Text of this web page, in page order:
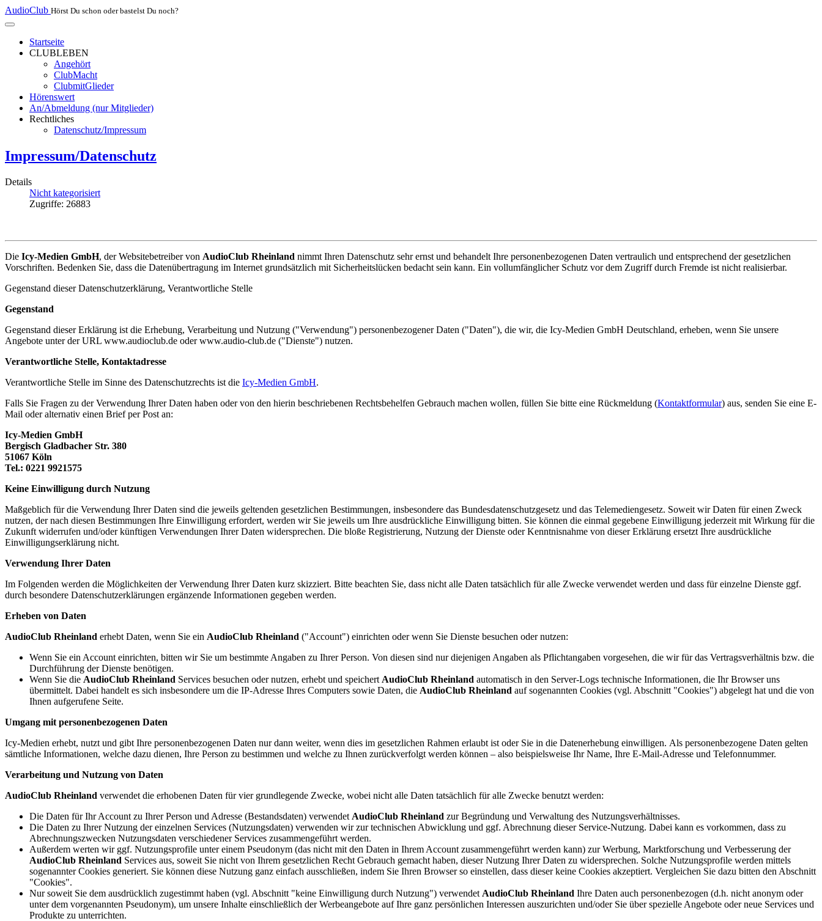
AudioClub Hörst Du schon oder bastelst Du noch?
Startseite
CLUBLEBEN
Angehört
ClubMacht
ClubmitGlieder
Hörenswert
An/Abmeldung (nur Mitglieder)
Rechtliches
Datenschutz/Impressum
Impressum/Datenschutz
Details
Nicht kategorisiert
Zugriffe: 26883
Die Icy-Medien GmbH, der Websitebetreiber von AudioClub Rheinland nimmt Ihren Datenschutz sehr ernst und behandelt Ihre personenbezogenen Daten vertraulich und entsprechend der gesetzlichen
Vorschriften. Bedenken Sie, dass die Datenübertragung im Internet grundsätzlich mit Sicherheitslücken bedacht sein kann. Ein vollumfänglicher Schutz vor dem Zugriff durch Fremde ist nicht realisierbar.
Gegenstand dieser Datenschutzerklärung, Verantwortliche Stelle
Gegenstand
Gegenstand dieser Erklärung ist die Erhebung, Verarbeitung und Nutzung ("Verwendung") personenbezogener Daten ("Daten"), die wir, die Icy-Medien GmbH Deutschland, erheben, wenn Sie unsere
Angebote unter der URL www.audioclub.de oder www.audio-club.de ("Dienste") nutzen.
Verantwortliche Stelle, Kontaktadresse
Verantwortliche Stelle im Sinne des Datenschutzrechts ist die Icy-Medien GmbH.
Falls Sie Fragen zu der Verwendung Ihrer Daten haben oder von den hierin beschriebenen Rechtsbehelfen Gebrauch machen wollen, füllen Sie bitte eine Rückmeldung (Kontaktformular) aus, senden Sie eine E-
Mail oder alternativ einen Brief per Post an:
Icy-Medien GmbH
Bergisch Gladbacher Str. 380
51067 Köln
Tel.: 0221 9921575
Keine Einwilligung durch Nutzung
Maßgeblich für die Verwendung Ihrer Daten sind die jeweils geltenden gesetzlichen Bestimmungen, insbesondere das Bundesdatenschutzgesetz und das Telemediengesetz. Soweit wir Daten für einen Zweck
nutzen, der nach diesen Bestimmungen Ihre Einwilligung erfordert, werden wir Sie jeweils um Ihre ausdrückliche Einwilligung bitten. Sie können die einmal gegebene Einwilligung jederzeit mit Wirkung für die
Zukunft widerrufen und/oder künftigen Verwendungen Ihrer Daten widersprechen. Die bloße Registrierung, Nutzung der Dienste oder Kenntnisnahme von dieser Erklärung ersetzt Ihre ausdrückliche
Einwilligungserklärung nicht.
Verwendung Ihrer Daten
Im Folgenden werden die Möglichkeiten der Verwendung Ihrer Daten kurz skizziert. Bitte beachten Sie, dass nicht alle Daten tatsächlich für alle Zwecke verwendet werden und dass für einzelne Dienste ggf.
durch besondere Datenschutzerklärungen ergänzende Informationen gegeben werden.
Erheben von Daten
AudioClub Rheinland erhebt Daten, wenn Sie ein AudioClub Rheinland ("Account") einrichten oder wenn Sie Dienste besuchen oder nutzen:
Wenn Sie ein Account einrichten, bitten wir Sie um bestimmte Angaben zu Ihrer Person. Von diesen sind nur diejenigen Angaben als Pflichtangaben vorgesehen, die wir für das Vertragsverhältnis bzw. die
Durchführung der Dienste benötigen.
Wenn Sie die AudioClub Rheinland Services besuchen oder nutzen, erhebt und speichert AudioClub Rheinland automatisch in den Server-Logs technische Informationen, die Ihr Browser uns
übermittelt. Dabei handelt es sich insbesondere um die IP-Adresse Ihres Computers sowie Daten, die AudioClub Rheinland auf sogenannten Cookies (vgl. Abschnitt "Cookies") abgelegt hat und die von
Ihnen aufgerufene Seite.
Umgang mit personenbezogenen Daten
Icy-Medien erhebt, nutzt und gibt Ihre personenbezogenen Daten nur dann weiter, wenn dies im gesetzlichen Rahmen erlaubt ist oder Sie in die Datenerhebung einwilligen. Als personenbezogene Daten gelten
sämtliche Informationen, welche dazu dienen, Ihre Person zu bestimmen und welche zu Ihnen zurückverfolgt werden können – also beispielsweise Ihr Name, Ihre E-Mail-Adresse und Telefonnummer.
Verarbeitung und Nutzung von Daten
AudioClub Rheinland verwendet die erhobenen Daten für vier grundlegende Zwecke, wobei nicht alle Daten tatsächlich für alle Zwecke benutzt werden:
Die Daten für Ihr Account zu Ihrer Person und Adresse (Bestandsdaten) verwendet AudioClub Rheinland zur Begründung und Verwaltung des Nutzungsverhältnisses.
Die Daten zu Ihrer Nutzung der einzelnen Services (Nutzungsdaten) verwenden wir zur technischen Abwicklung und ggf. Abrechnung dieser Service-Nutzung. Dabei kann es vorkommen, dass zu
Abrechnungszwecken Nutzungsdaten verschiedener Services zusammengeführt werden.
Außerdem werten wir ggf. Nutzungsprofile unter einem Pseudonym (das nicht mit den Daten in Ihrem Account zusammengeführt werden kann) zur Werbung, Marktforschung und Verbesserung der
AudioClub Rheinland Services aus, soweit Sie nicht von Ihrem gesetzlichen Recht Gebrauch gemacht haben, dieser Nutzung Ihrer Daten zu widersprechen. Solche Nutzungsprofile werden mittels
sogenannter Cookies generiert. Sie können diese Nutzung ganz einfach ausschließen, indem Sie Ihren Browser so einstellen, dass dieser keine Cookies akzeptiert. Vergleichen Sie dazu bitten den Abschnitt
"Cookies".
Nur soweit Sie dem ausdrücklich zugestimmt haben (vgl. Abschnitt "keine Einwilligung durch Nutzung") verwendet AudioClub Rheinland Ihre Daten auch personenbezogen (d.h. nicht anonym oder
unter dem vorgenannten Pseudonym), um unsere Inhalte einschließlich der Werbeangebote auf Ihre ganz persönlichen Interessen auszurichten und/oder Sie über spezielle Angebote oder neue Services und
Produkte zu unterrichten.